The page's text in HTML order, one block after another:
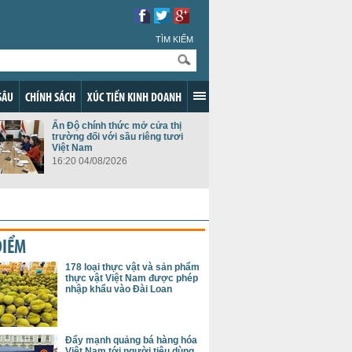
TÌM KIẾM
CHÍNH SÁCH XÚC TIẾN KINH DOANH
Ấn Độ chính thức mở cửa thị
trường đối với sầu riêng tươi
Việt Nam
16:20 04/08/2026
178 loại thực vật và sản phẩm
thực vật Việt Nam được phép
nhập khẩu vào Đài Loan
Đẩy mạnh quảng bá hàng hóa